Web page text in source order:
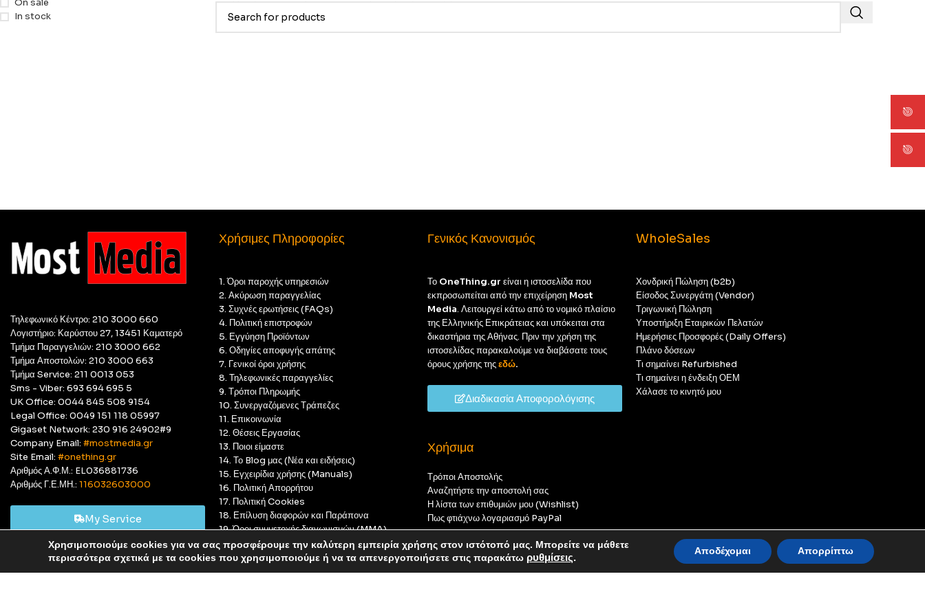
Αυτό είναι ένα δοκιμαστικό κατάστημα για δοκιμαστικούς σκοπούς — καμία παραγγελία δεν θα ολοκληρωθεί.
On sale
In stock
Τηλεφωνικό Κέντρο: 210 3000 660
Λογιστήριο: Καρύστου 27, 13451 Καματερό
Τμήμα Παραγγελιών: 210 3000 662
Τμήμα Αποστολών: 210 3000 663
Τμήμα Service: 211 0013 053
Sms - Viber: 693 694 695 5
UK Office: 0044 845 508 9154
Legal Office: 0049 151 118 05997
Gigaset Network: 230 916 24902#9
Company Email: #mostmedia.gr
Site Email: #onething.gr
Αριθμός Α.Φ.Μ.: EL036881736
Αριθμός Γ.Ε.ΜΗ.: 116032603000
My Service
Χρήσιμες Πληροφορίες
1. Όροι παροχής υπηρεσιών
2. Ακύρωση παραγγελίας
3. Συχνές ερωτήσεις (FAQs)
4. Πολιτική επιστροφών
5. Εγγύηση Προϊόντων
6. Οδηγίες αποφυγής απάτης
7. Γενικοί όροι χρήσης
8. Τηλεφωνικές παραγγελίες
9. Τρόποι Πληρωμής
10. Συνεργαζόμενες Τράπεζες
11. Επικοινωνία
12. Θέσεις Εργασίας
13. Ποιοι είμαστε
14. Το Blog μας (Νέα και ειδήσεις)
15. Εγχειρίδια χρήσης (Manuals)
16. Πολιτική Απορρήτου
17. Πολιτική Cookies
18. Επίλυση διαφορών και Παράπονα
19. Όροι συμμετοχής διαγωνισμών (MMA)
20. GDPR Compliant
Γενικός Κανονισμός
Το OneThing.gr είναι η ιστοσελίδα που
εκπροσωπείται από την επιχείρηση Most
Media. Λειτουργεί κάτω από το νομικό πλαίσιο
της Ελληνικής Επικράτειας και υπόκειται στα
δικαστήρια της Αθήνας. Πριν την χρήση της
ιστοσελίδας παρακαλούμε να διαβάσατε τους
όρους χρήσης τηςεδώ.
Διαδικασία Αποφορολόγισης
Χρήσιμα
Τρόποι Αποστολής
Αναζητήστε την αποστολή σας
Η λίστα των επιθυμιών μου (Wishlist)
Πως φτιάχνω λογαριασμό PayPal
WholeSales
Χονδρική Πώληση (b2b)
Είσοδος Συνεργάτη (Vendor)
Τριγωνική Πώληση
Υποστήριξη Εταιρικών Πελατών
Ημερήσιες Προσφορές (Daily Offers)
Πλάνο δόσεων
Τι σημαίνει Refurbished
Τι σημαίνει η ένδειξη ΟΕΜ
Χάλασε το κινητό μου
© Most Media 2011 - 2025, All rights reserved
Χρησιμοποιούμε cookies για να σας προσφέρουμε την καλύτερη εμπειρία χρήσης στον ιστότοπό μας. Μπορείτε να μάθετε
περισσότερα σχετικά με τα cookies που χρησιμοποιούμε ή να τα απενεργοποιήσετε στις παρακάτω ρυθμίσεις. Αποδέχομαι Απορρίπτω